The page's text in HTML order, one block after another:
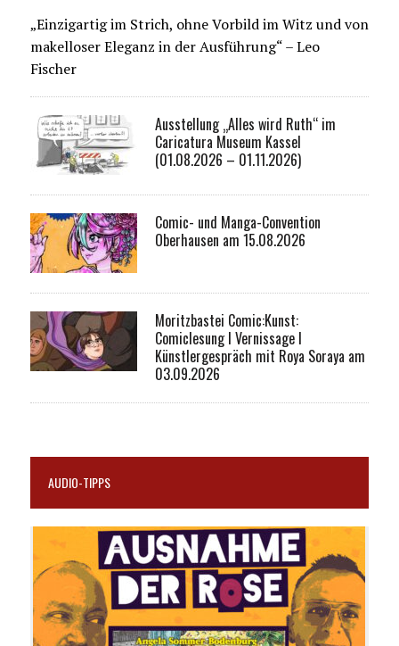
„Einzigartig im Strich, ohne Vorbild im Witz und von
makelloser Eleganz in der Ausführung“ – Leo
Fischer
Ausstellung „Alles wird Ruth“ im
Caricatura Museum Kassel
(01.08.2026 – 01.11.2026)
Comic- und Manga-Convention
Oberhausen am 15.08.2026
Moritzbastei Comic:Kunst:
Comiclesung I Vernissage I
Künstlergespräch mit Roya Soraya am
03.09.2026
AUDIO-TIPPS